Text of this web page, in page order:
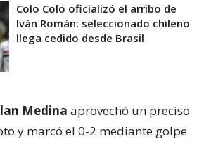
Colo Colo oficializó el arribo de
Iván Román: seleccionado chileno
llega cedido desde Brasil
Medina aprovechó un preciso
y marcó el 0-2 mediante golpe